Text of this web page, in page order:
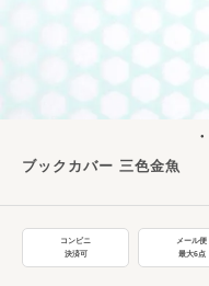
ブックカバー 三色金魚
コンビニ
決済可
メール便
最大6点